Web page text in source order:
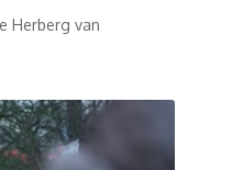
Herberg van